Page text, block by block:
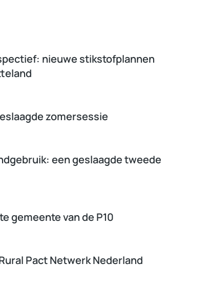
nieuwe stikstofplannen
zomersessie
een geslaagde tweede
gemeente van de P10
Pact Netwerk Nederland